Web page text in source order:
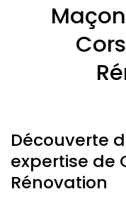
Découverte
expertise de
Rénovation